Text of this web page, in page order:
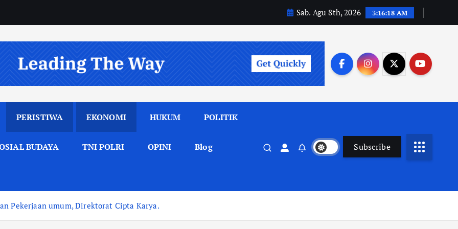
Sab. Agu 8th, 2026 3:16:20 AM
PERISTIWA EKONOMI HUKUM POLITIK
BUDAYA TNI POLRI OPINI Blog Subscribe
Pekerjaan umum, Direktorat Cipta Karya.